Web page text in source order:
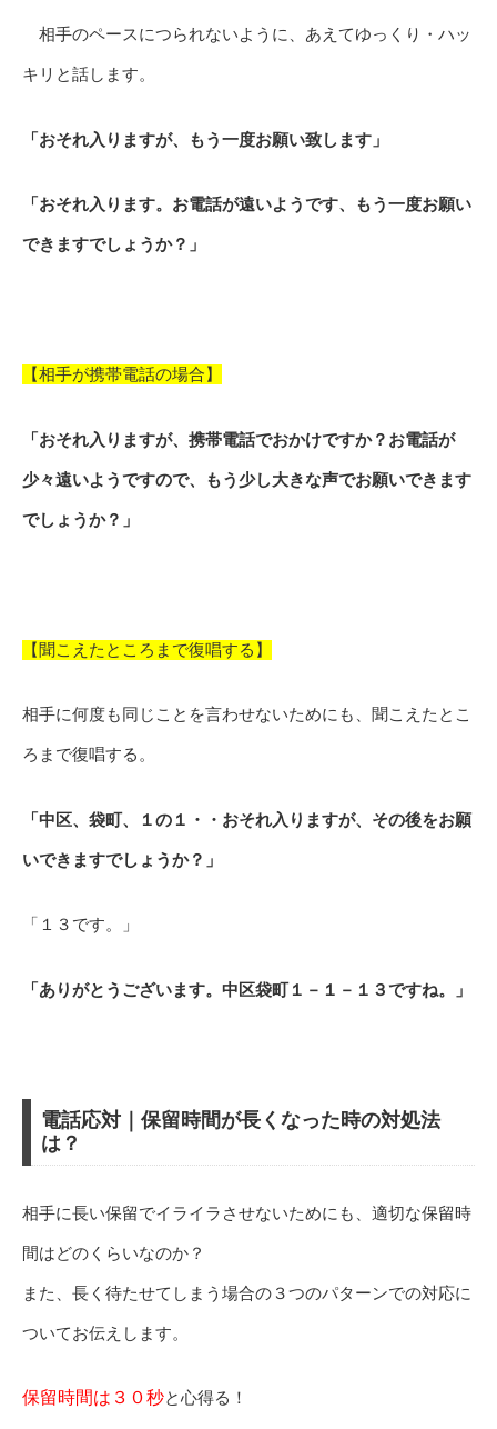
相手のペースにつられないように、あえてゆっくり・ハッ
キリと話します。
「おそれ入りますが、もう一度お願い致します」
「おそれ入ります。お電話が遠いようです、もう一度お願い
できますでしょうか？」
【相手が携帯電話の場合】
「おそれ入りますが、携帯電話でおかけですか？お電話が
少々遠いようですので、もう少し大きな声でお願いできます
でしょうか？」
【聞こえたところまで復唱する】
相手に何度も同じことを言わせないためにも、聞こえたとこ
ろまで復唱する。
「中区、袋町、１の１・・おそれ入りますが、その後をお願
いできますでしょうか？」
「１３です。」
「ありがとうございます。中区袋町１－１－１３ですね。」
電話応対｜保留時間が長くなった時の対処法
は？
相手に長い保留でイライラさせないためにも、適切な保留時
間はどのくらいなのか？
また、長く待たせてしまう場合の３つのパターンでの対応に
ついてお伝えします。
保留時間は３０秒と心得る！